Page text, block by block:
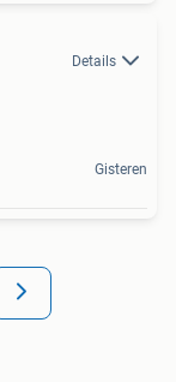
Details
Gisteren